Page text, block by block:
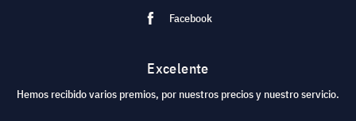
Facebook
Excelente
Hemos recibido varios premios, por nuestros precios y nuestro servicio.